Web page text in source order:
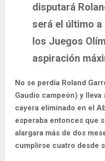
disputará
será el último
los Juegos
aspiración
No se perdía Roland
Gaudio campeón) y
cayera eliminado en el
esperaba entonces que
alargara más de dos
cumplirse cuatro desde